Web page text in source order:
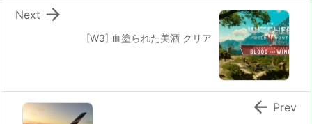
[W3] 血塗られた美酒 クリア

Next
 Prev